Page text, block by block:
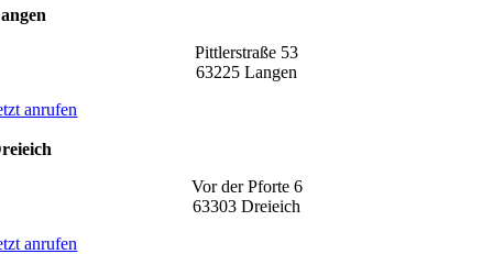
Pittlerstraße 53
63225 Langen
anrufen
Vor der Pforte 6
63303 Dreieich
anrufen